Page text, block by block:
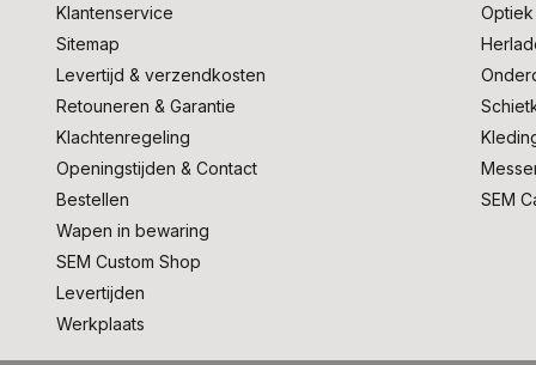
Klantenservice
Sitemap
Levertijd & verzendkosten
Retouneren & Garantie
Klachtenregeling
Openingstijden & Contact
Bestellen
Wapen in bewaring
SEM Custom Shop
Levertijden
Werkplaats
Optiek
SEM